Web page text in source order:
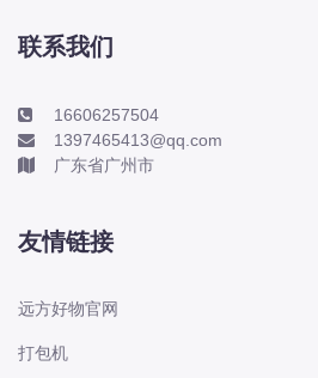
长安
长安-欧尚
长安-睿行
DS
联系我们
16606257504
1397465413@qq.com
广东省广州市
友情链接
远方好物官网
打包机